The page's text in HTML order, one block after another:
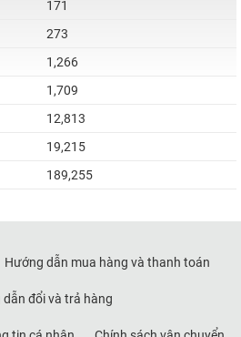
171
273
1,266
1,709
12,813
19,215
189,255
Hướng dẫn mua hàng và thanh toán
dẫn đổi và trả hàng